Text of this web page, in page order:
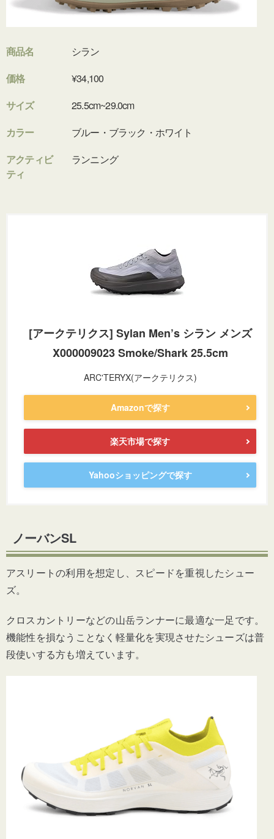
商品名
シラン
価格
¥34,100
サイズ
25.5cm~29.0cm
カラー
ブルー・ブラック・ホワイト
アクティビ
ティ
ランニング
[アークテリクス] Sylan Men’s シラン メンズ
X000009023 Smoke/Shark 25.5cm
ARC'TERYX(アークテリクス)
Amazonで探す
楽天市場で探す
Yahooショッピングで探す
ノーバンSL
アスリートの利用を想定し、スピードを重視したシュー
ズ。
クロスカントリーなどの山岳ランナーに最適な一足です。
機能性を損なうことなく軽量化を実現させたシューズは普
段使いする方も増えています。